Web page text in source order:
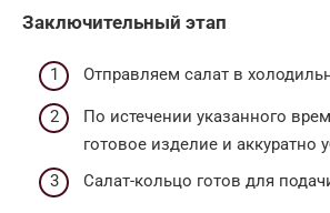
Заключительный этап
Отправляем салат в
По истечении указанного
готовое изделие и аккуратно
Салат-кольцо готов для